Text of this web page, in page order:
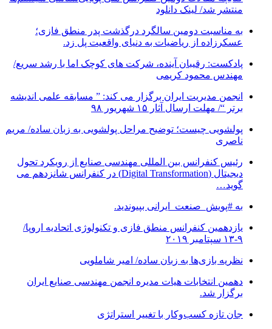
منتشر شد/ لینک دانلود
به مناسبت دومین سالگرد درگذشت پدر منطق فازی؛
عسکرزاده از ریاضیات به دنیای واقعیت پل زد.
پادکست: رقیبان آینده، شرکت های کوچک اما با رشد سریع/
مهندس محمود کریمی
انجمن مدیریت ایران برگزار می کند: ” مسابقه علمی اندیشه
برتر “/ مهلت ارسال آثار ۱۵ شهریور ۹۸
پولشویی چیست؛ توضیح مراحل پولشویی به زبان ساده/ مریم
ناصری
رئیس کنفرانس بین المللی مهندسی صنایع از رویکرد تحول
دیجیتال (Digital Transformation) در کنفرانس شانزدهم می
گوید…
به #پویش_صنعت_ایرانی بپیوندید.
یازدهمین کنفرانس منطق فازی و تکنولوژی اتحادیه اروپا/
۹-۱۳ سپتامبر ۲۰۱۹
نظریه بازی‌ها به زبان ساده/ امیر شاملویی
دهمین انتخابات هیات مدیره انجمن مهندسی صنایع ایران
برگزار شد.
جان تازه کسب‌وکار با تغییر استراتژی